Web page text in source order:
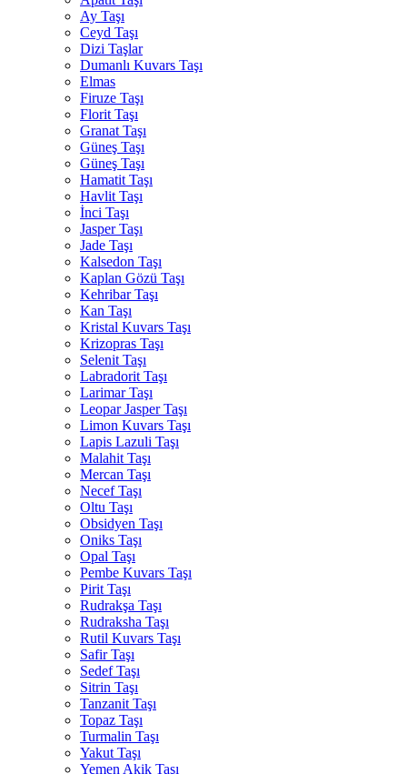
Ay Taşı
Ceyd Taşı
Dizi Taşlar
Dumanlı Kuvars Taşı
Elmas
Firuze Taşı
Florit Taşı
Granat Taşı
Güneş Taşı
Güneş Taşı
Hamatit Taşı
Havlit Taşı
İnci Taşı
Jasper Taşı
Jade Taşı
Kalsedon Taşı
Kaplan Gözü Taşı
Kehribar Taşı
Kan Taşı
Kristal Kuvars Taşı
Krizopras Taşı
Selenit Taşı
Labradorit Taşı
Larimar Taşı
Leopar Jasper Taşı
Limon Kuvars Taşı
Lapis Lazuli Taşı
Malahit Taşı
Mercan Taşı
Necef Taşı
Oltu Taşı
Obsidyen Taşı
Oniks Taşı
Opal Taşı
Pembe Kuvars Taşı
Pirit Taşı
Rudrakşa Taşı
Rudraksha Taşı
Rutil Kuvars Taşı
Safir Taşı
Sedef Taşı
Sitrin Taşı
Tanzanit Taşı
Topaz Taşı
Turmalin Taşı
Yakut Taşı
Yemen Akik Taşı